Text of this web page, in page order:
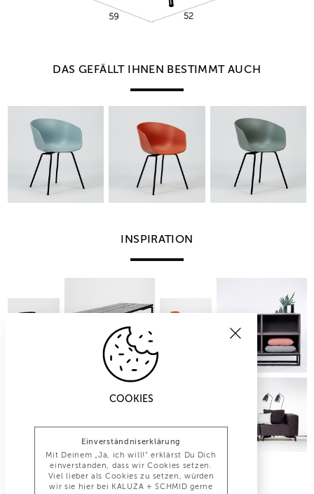
DAS GEFÄLLT IHNEN BESTIMMT AUCH
INSPIRATION
COOKIES
Einverständniserklärung
Mit Deinem „Ja, ich will!“ erklärst Du Dich
einverstanden, dass wir Cookies setzen.
Viel lieber als Cookies zu setzen, würden
wir sie hier bei KALUZA + SCHMID gerne